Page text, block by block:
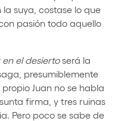
la suya, costase lo que
pasión todo aquello
en el desiertoserá la
presumiblemente
Juan no se habla
firma, y tres ruinas
Pero poco se sabe de